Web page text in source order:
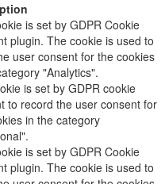
is set by GDPR Cookie
plugin. The cookie is used to
user consent for the cookies
"Analytics".
is set by GDPR cookie
to record the user consent for
in the category
is set by GDPR Cookie
plugin. The cookie is used to